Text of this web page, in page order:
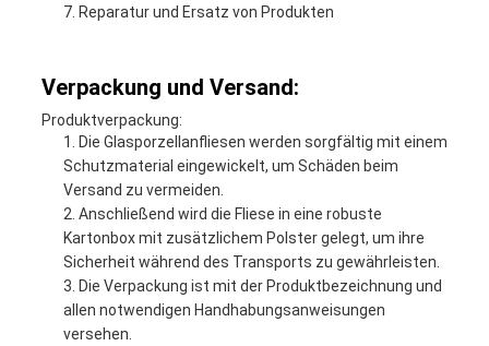
Reparatur und Ersatz von Produkten
Verpackung und Versand:
Produktverpackung:
Die Glasporzellanfliesen werden sorgfältig mit einem
Schutzmaterial eingewickelt, um Schäden beim
Versand zu vermeiden.
Anschließend wird die Fliese in eine robuste
Kartonbox mit zusätzlichem Polster gelegt, um ihre
Sicherheit während des Transports zu gewährleisten.
Die Verpackung ist mit der Produktbezeichnung und
allen notwendigen Handhabungsanweisungen
versehen.